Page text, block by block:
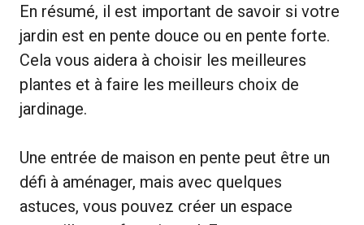
En résumé, il est important de savoir si votre
jardin est en pente douce ou en pente forte.
Cela vous aidera à choisir les meilleures
plantes et à faire les meilleurs choix de
jardinage.
Une entrée de maison en pente peut être un
défi à aménager, mais avec quelques
astuces, vous pouvez créer un espace